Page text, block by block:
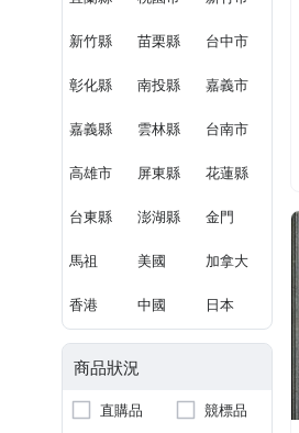
新竹縣 苗栗縣 台中市
彰化縣 南投縣 嘉義市
嘉義縣 雲林縣 台南市
高雄市 屏東縣 花蓮縣
台東縣 澎湖縣 金門
馬祖 美國 加拿大
香港 中國 日本
商品狀況
直購品
競標品